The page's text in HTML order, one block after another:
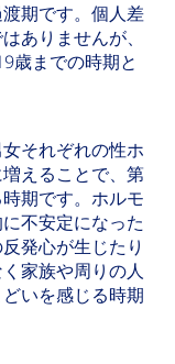
期です。個人差
ありませんが、
歳までの時期と
それぞれの性ホ
えることで、第
期です。ホルモ
不安定になった
発心が生じたり
家族や周りの人
いを感じる時期